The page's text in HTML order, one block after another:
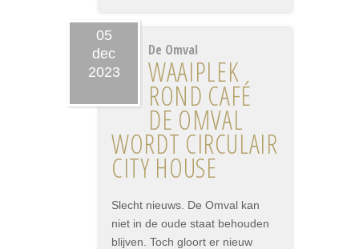
05
dec
2023
De Omval
WAAIPLEK
ROND CAFÉ
DE OMVAL
WORDT CIRCULAIR
CITY HOUSE
Slecht nieuws. De Omval kan
niet in de oude staat behouden
blijven. Toch gloort er nieuw